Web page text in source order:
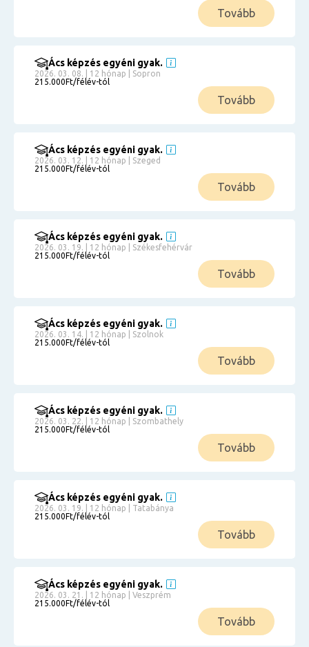
Tovább
Ács képzés egyéni gyak.
2026. 03. 08. | 12 hónap | Sopron
215.000Ft/félév-tól
Tovább
Ács képzés egyéni gyak.
2026. 03. 12. | 12 hónap | Szeged
215.000Ft/félév-tól
Tovább
Ács képzés egyéni gyak.
2026. 03. 19. | 12 hónap | Székesfehérvár
215.000Ft/félév-tól
Tovább
Ács képzés egyéni gyak.
2026. 03. 14. | 12 hónap | Szolnok
215.000Ft/félév-tól
Tovább
Ács képzés egyéni gyak.
2026. 03. 22. | 12 hónap | Szombathely
215.000Ft/félév-tól
Tovább
Ács képzés egyéni gyak.
2026. 03. 19. | 12 hónap | Tatabánya
215.000Ft/félév-tól
Tovább
Ács képzés egyéni gyak.
2026. 03. 21. | 12 hónap | Veszprém
215.000Ft/félév-tól
Tovább